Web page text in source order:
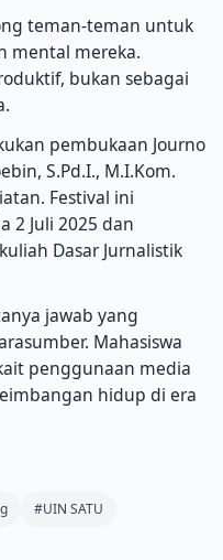
teman-teman untuk
mental mereka.
bukan sebagai
pembukaan Journo
S.Pd.I., M.I.Kom.
Festival ini
2 Juli 2025 dan
Dasar Jurnalistik
jawab yang
Mahasiswa
penggunaan media
hidup di era
#UIN SATU